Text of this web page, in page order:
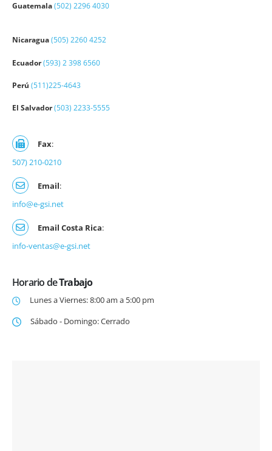
Guatemala(502) 2296 4030
Nicaragua(505) 2260 4252
Ecuador(593) 2 398 6560
Perú (511)225-4643
El Salvador(503) 2233-5555
Fax:
507) 210-0210
Email:
info@e-gsi.net
Email Costa Rica:
info-ventas@e-gsi.net
Horario deTrabajo
Lunes a Viernes: 8:00 am a 5:00 pm
Sábado - Domingo: Cerrado